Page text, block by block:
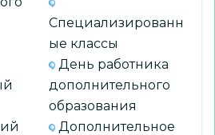
Специализированн
ые классы
День работника
дополнительного
образования
Дополнительное